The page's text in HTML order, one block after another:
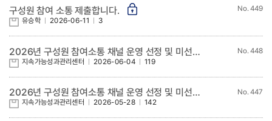
449
구성원 참여 소통 제출합니다.
유승학 2026-06-11 3
448
2026년 구성원 참여소통 채널 운영 선정 및 미선정 과제 현황 알림(7차)
지속가능성과관리센터 2026-06-04 119
447
2026년 구성원 참여소통 채널 운영 선정 및 미선정 과제 현황 알림(6차)
지속가능성과관리센터 2026-05-28 142